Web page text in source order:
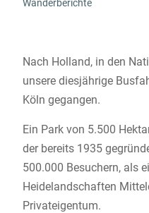
Wanderberichte
Nach Holland, in den
unsere diesjährige
Köln gegangen.
Ein Park von 5.500
der bereits 1935
500.000 Besuchern, als
Heidelandschaften
Privateigentum.